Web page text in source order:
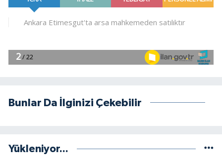
Bunlar Da İlginizi Çekebilir
Yükleniyor...